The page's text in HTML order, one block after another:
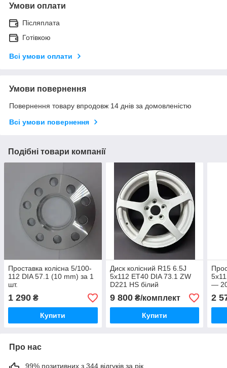
Умови оплати
Післяплата
Готівкою
Всі умови оплати
Умови повернення
Повернення товару впродовж 14 днів за домовленістю
Всі умови повернення
Подібні товари компанії
Проставка колісна 5/100-
112 DIA 57.1 (10 mm) за 1
шт.
1 290 ₴
Купити
Диск колісний R15 6.5J
5x112 ET40 DIA 73.1 ZW
D221 HS білий
9 800₴/комплект
Купити
—
2
Про нас
99% позитивних з 344 відгуків за рік